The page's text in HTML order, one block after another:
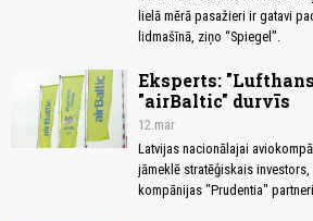
lielā mērā pasažieri ir gatavi
lidmašīnā, ziņo “Spiegel”.
Eksperts:
"airBaltic" durvīs
12.mar
Latvijas nacionālajai
jāmeklē stratēģiskais
kompānijas "Prudentia"